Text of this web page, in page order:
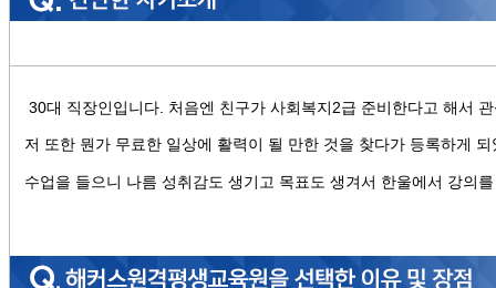
30대 직장인입니다. 처음엔 친구가 사회복지2급 준비한다고 해서
저 또한 뭔가 무료한 일상에 활력이 될 만한 것을 찾다가 등록하게
수업을 들으니 나름 성취감도 생기고 목표도 생겨서 한울에서 강의